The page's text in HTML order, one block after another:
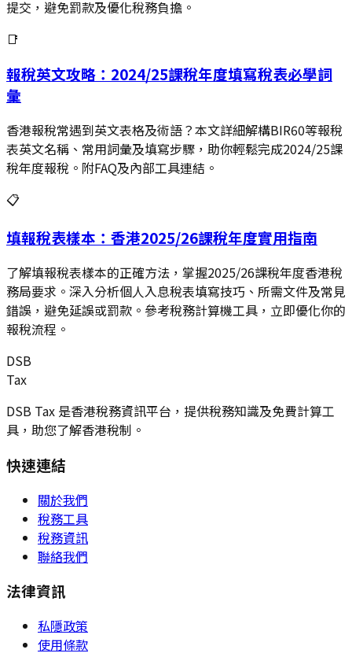
提交，避免罰款及優化稅務負擔。
📑
報稅英文攻略：2024/25課稅年度填寫稅表必學詞
彙
香港報稅常遇到英文表格及術語？本文詳細解構BIR60等報稅
表英文名稱、常用詞彙及填寫步驟，助你輕鬆完成2024/25課
稅年度報稅。附FAQ及內部工具連結。
📋
填報稅表樣本：香港2025/26課稅年度實用指南
了解填報稅表樣本的正確方法，掌握2025/26課稅年度香港稅
務局要求。深入分析個人入息稅表填寫技巧、所需文件及常見
錯誤，避免延誤或罰款。參考稅務計算機工具，立即優化你的
報稅流程。
DSB
Tax
DSB Tax 是香港稅務資訊平台，提供稅務知識及免費計算工
具，助您了解香港稅制。
快速連結
關於我們
稅務工具
稅務資訊
聯絡我們
法律資訊
私隱政策
使用條款